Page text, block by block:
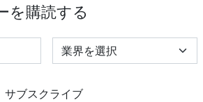
を購読する
Select Industry
サブスクライブ